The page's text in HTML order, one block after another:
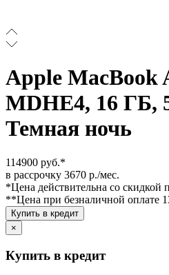
Apple MacBook
MDHE4, 16 ГБ,
Темная ночь
114900 руб.*
в рассрочку 3670 р./мес.
*Цена действительна со скидкой
**Цена при безналичной оплате
Купить в кредит
×
Купить в кредит